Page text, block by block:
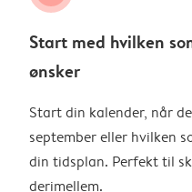
Start med hvilken
ønsker
Start din kalender, når
september eller hvilken
din tidsplan. Perfekt til
derimellem.